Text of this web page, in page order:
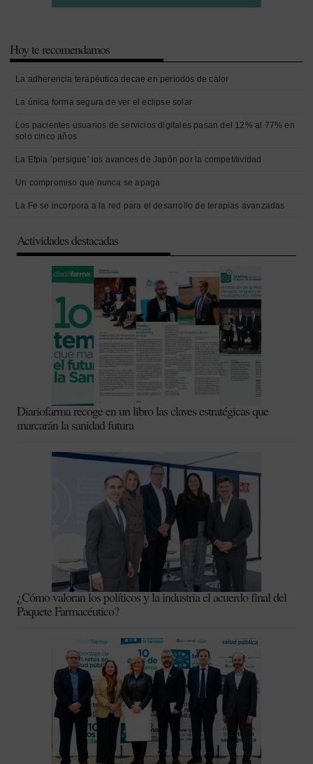
Hoy te recomendamos
La adherencia terapéutica decae en periodos de calor
La única forma segura de ver el eclipse solar
Los pacientes usuarios de servicios digitales pasan del 12% al 77% en
solo cinco años
La Efpia ‘persigue’ los avances de Japón por la competitividad
Un compromiso que nunca se apaga
La Fe se incorpora a la red para el desarrollo de terapias avanzadas
Actividades destacadas
Diariofarma recoge en un libro las claves estratégicas que
marcarán la sanidad futura
¿Cómo valoran los políticos y la industria el acuerdo final del
Paquete Farmacéutico?